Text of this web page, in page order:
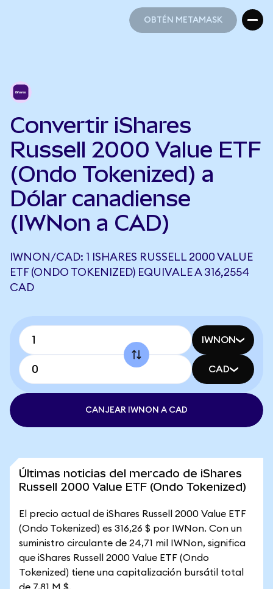
OBTÉN METAMASK
Convertir iShares
Russell 2000 Value ETF
(Ondo Tokenized) a
Dólar canadiense
(IWNon a CAD)
IWNON/CAD: 1 ISHARES RUSSELL 2000 VALUE
ETF (ONDO TOKENIZED) EQUIVALE A 316,2554
CAD
IWNON
CAD
CANJEAR IWNON A CAD
Últimas noticias del mercado de iShares
Russell 2000 Value ETF (Ondo Tokenized)
El precio actual de iShares Russell 2000 Value ETF
(Ondo Tokenized) es 316,26 $ por IWNon. Con un
suministro circulante de 24,71 mil IWNon, significa
que iShares Russell 2000 Value ETF (Ondo
Tokenized) tiene una capitalización bursátil total